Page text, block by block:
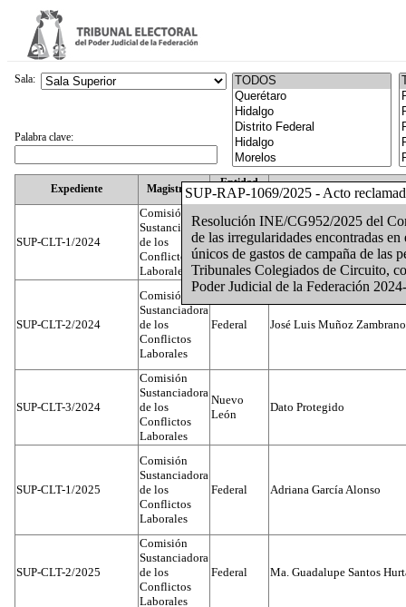
SUP-RAP-1069/2025 - Acto
Resolución INE/CG952/2025 del
de las irregularidades encontradas
únicos de gastos de campaña de las
Tribunales Colegiados de Circuito,
Poder Judicial de la Federación
Expediente Magistrado
Entidad
Federativa
SUP-CLT-1/2024
Comisión
Sustanciadora
de los
Conflictos
Laborales
Federal Juan José Serrato Velasco
SUP-CLT-2/2024
Comisión
Sustanciadora
de los
Conflictos
Laborales
Federal José Luis Muñoz Zambrano
SUP-CLT-3/2024
Comisión
Sustanciadora
de los
Conflictos
Laborales
Nuevo
León
Dato Protegido
SUP-CLT-1/2025
Comisión
Sustanciadora
de los
Conflictos
Laborales
Federal Adriana García Alonso
SUP-CLT-2/2025
Comisión
Sustanciadora
de los
Conflictos
Laborales
Federal Ma. Guadalupe Santos
Sala:
Palabra clave: